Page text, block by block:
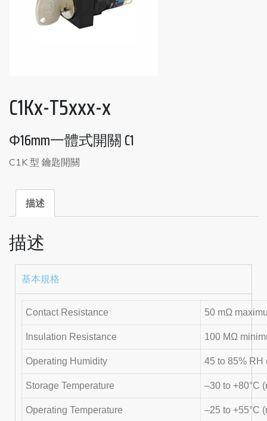
C1Kx-T5xxx-x
Φ16mm一體式開關 C1
C1K 型 鑰匙開關
描述
描述
基本規格
Contact Resistance 50 mΩ
Insulation Resistance 100 MΩ
Operating Humidity 45 to 85% RH
Storage Temperature –30 to +80°C
Operating Temperature –25 to +55°C